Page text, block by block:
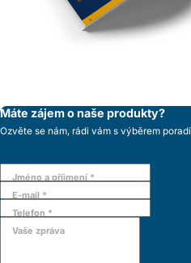
Máte zájem o naše produkty?
Ozvěte se nám, rádi vám s výběrem
Jméno a příjmení *
E-mail *
Telefon *
Vaše zpráva